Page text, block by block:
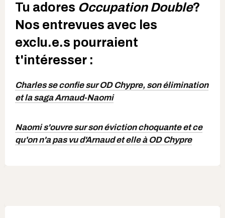
Tu adores Occupation Double?
Nos entrevues avec les
exclu.e.s pourraient
t'intéresser :
Charles se confie sur OD Chypre, son élimination
et la saga Arnaud-Naomi
Naomi s'ouvre sur son éviction choquante et ce
qu'on n'a pas vu d'Arnaud et elle à OD Chypre